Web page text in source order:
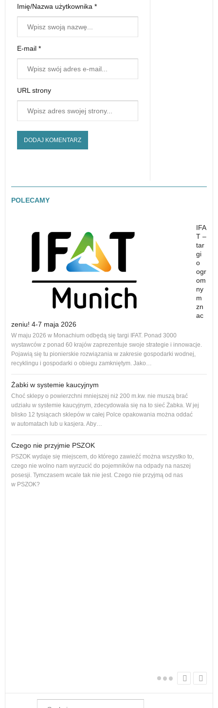
Imię/Nazwa użytkownika *
E-mail *
URL strony
POLECAMY
IFA
T –
tar
gi
o
ogr
om
ny
m
zn
ac
zeniu! 4-7 maja 2026
W maju 2026 w Monachium odbędą się targi IFAT. Ponad 3000
wystawców z ponad 60 krajów zaprezentuje swoje strategie i innowacje.
Pojawią się tu pionierskie rozwiązania w zakresie gospodarki wodnej,
recyklingu i gospodarki o obiegu zamkniętym. Jako…
Żabki w systemie kaucyjnym
Choć sklepy o powierzchni mniejszej niż 200 m.kw. nie muszą brać
udziału w systemie kaucyjnym, zdecydowała się na to sieć Żabka. W jej
blisko 12 tysiącach sklepów w całej Polce opakowania można oddać
w automatach lub u kasjera. Aby…
Czego nie przyjmie PSZOK
PSZOK wydaje się miejscem, do którego zawieźć można wszystko to,
czego nie wolno nam wyrzucić do pojemników na odpady na naszej
posesji. Tymczasem wcale tak nie jest. Czego nie przyjmą od nas
w PSZOK?